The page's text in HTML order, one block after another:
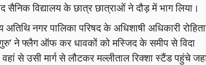
सैनिक विद्यालय के छात्र छात्राओं ने दौड़ में भाग लिया।
नगर पालिका परिषद के अधिशाषी अधिकारी
‘गुरु’ ने फ्लैग ऑफ कर धावकों को मस्जिद के समीप से विदा
से उसी मार्ग से लौटकर मल्लीताल रिक्शा स्टैंड पहुंचे